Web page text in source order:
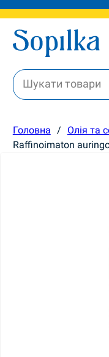
Головна / Олія та
Raffinoimaton